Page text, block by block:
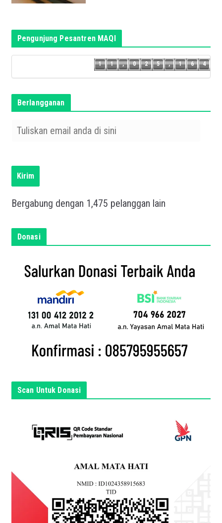
Pengunjung Pesantren MAQI
1
1
1
1
,
,
0
0
2
2
5
5
,
,
1
1
6
6 4
Berlangganan
k
a
a
n
Kirim
Bergabung dengan 1,475 pelanggan lain
Donasi
Scan Untuk Donasi